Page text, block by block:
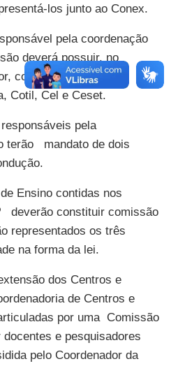
los junto ao Conex.
pela coordenação
deverá possuir, no
com exceção dos
Cotil, Cel e Ceset.
pela
terão mandato de dois
Ensino contidas nos
deverão constituir comissão
representados os três
na forma da lei.
dos Centros e
de Centros e
por uma Comissão
e pesquisadores
pelo Coordenador da